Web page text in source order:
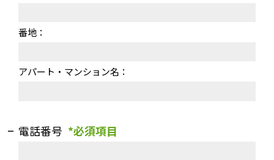
番地：
アパート・マンション名：
電話番号 *必須項目